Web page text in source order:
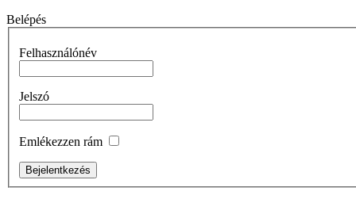
Belépés
Felhasználónév
Jelszó
Emlékezzen rám